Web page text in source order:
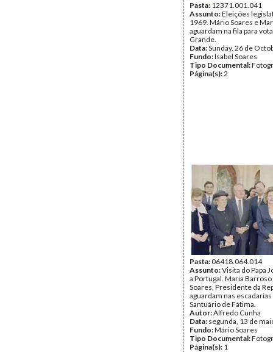
Pasta: 12371.001.041
Assunto:Eleições
1969. Mário Soares e
aguardam na fila para
Grande.
Data:Sunday, 26 de
Fundo:Isabel Soares
Tipo Documental:
Página(s):2
Pasta:06418.064.014
Assunto:Visita do Papa
a Portugal. Maria
Soares, Presidente da
aguardam nas
Santuário de Fátima.
Autor:Alfredo Cunha
Data: segunda, 13 de
Fundo:Mário Soares
Tipo Documental:
Página(s): 1